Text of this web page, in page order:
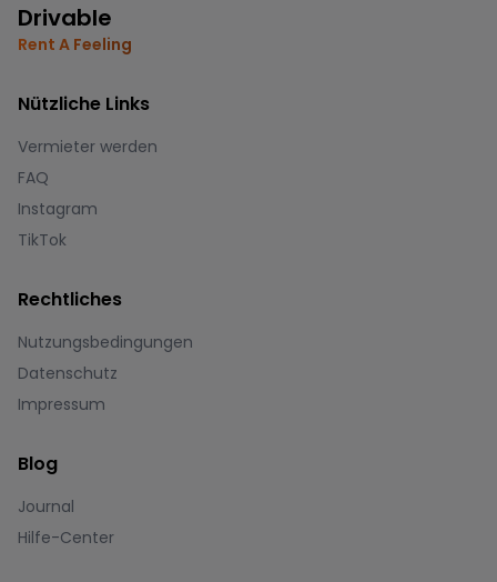
Drivable
Rent A Feeling
Nützliche Links
Vermieter werden
FAQ
Instagram
TikTok
Rechtliches
Nutzungsbedingungen
Datenschutz
Impressum
Blog
Journal
Hilfe-Center